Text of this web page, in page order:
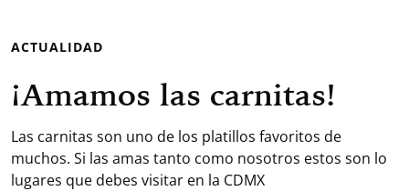
ACTUALIDAD
¡Amamos las carnitas!
Las carnitas son uno de los platillos favoritos de
muchos. Si las amas tanto como nosotros estos son lo
lugares que debes visitar en la CDMX